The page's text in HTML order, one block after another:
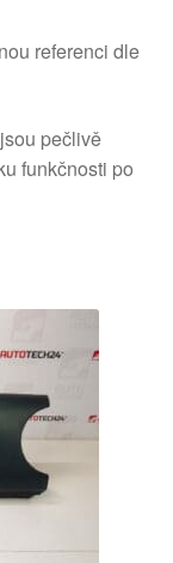
referenci dle
pečlivě
funkčnosti po